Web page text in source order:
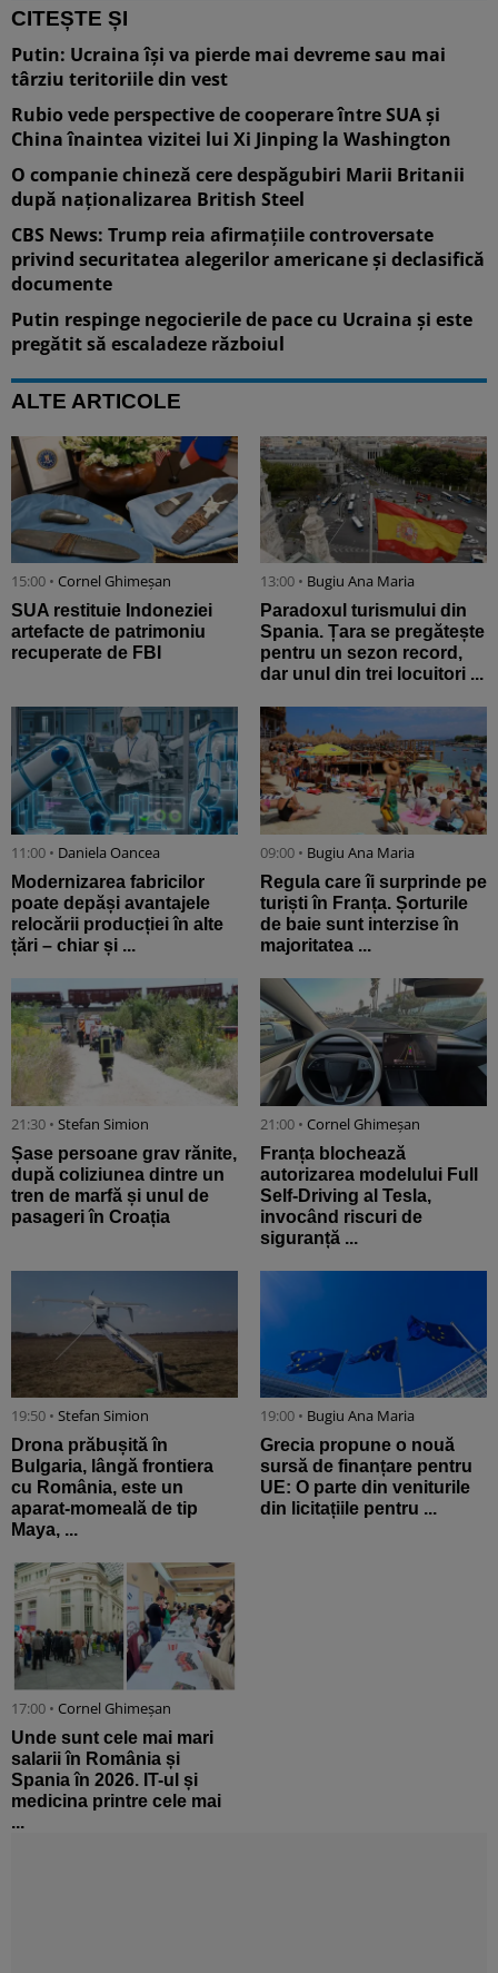
CITEȘTE ȘI
Putin: Ucraina își va pierde mai devreme sau mai
târziu teritoriile din vest
Rubio vede perspective de cooperare între SUA și
China înaintea vizitei lui Xi Jinping la Washington
O companie chineză cere despăgubiri Marii Britanii
după naționalizarea British Steel
CBS News: Trump reia afirmațiile controversate
privind securitatea alegerilor americane și declasifică
documente
Putin respinge negocierile de pace cu Ucraina și este
pregătit să escaladeze războiul
ALTE ARTICOLE
15:00 • Cornel Ghimeșan
SUA restituie Indoneziei
artefacte de patrimoniu
recuperate de FBI
13:00 • Bugiu ⁠Ana Maria
Paradoxul turismului din
Spania. Țara se pregătește
pentru un sezon record,
dar unul din trei locuitori ...
11:00 • Daniela Oancea
Modernizarea fabricilor
poate depăși avantajele
relocării producției în alte
țări – chiar și ...
09:00 • Bugiu ⁠Ana Maria
Regula care îi surprinde pe
turiști în Franța. Șorturile
de baie sunt interzise în
majoritatea ...
21:30 • Stefan Simion
Șase persoane grav rănite,
după coliziunea dintre un
tren de marfă și unul de
pasageri în Croația
21:00 • Cornel Ghimeșan
Franța blochează
autorizarea modelului Full
Self-Driving al Tesla,
invocând riscuri de
siguranță ...
19:50 • Stefan Simion
Drona prăbușită în
Bulgaria, lângă frontiera
cu România, este un
aparat-momeală de tip
Maya, ...
19:00 • Bugiu ⁠Ana Maria
Grecia propune o nouă
sursă de finanțare pentru
UE: O parte din veniturile
din licitațiile pentru ...
17:00 • Cornel Ghimeșan
Unde sunt cele mai mari
salarii în România și
Spania în 2026. IT-ul și
medicina printre cele mai
...